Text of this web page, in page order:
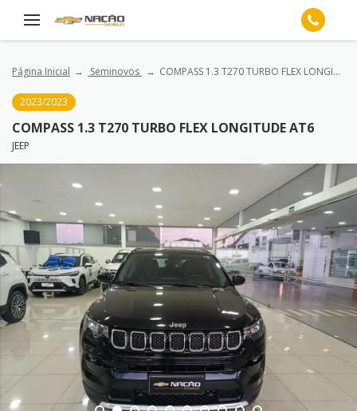
Página Inicial Seminovos COMPASS 1.3 T270 TURBO FLEX LONGITUDE AT6
2023/2023
COMPASS 1.3 T270 TURBO FLEX LONGITUDE AT6
JEEP